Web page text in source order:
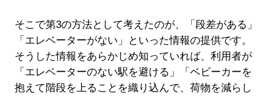
そこで第3の方法として考えたのが、「段差がある」
「エレベーターがない」といった情報の提供です。
そうした情報をあらかじめ知っていれば、利用者が
「エレベーターのない駅を避ける」「ベビーカーを
抱えて階段を上ることを織り込んで、荷物を減らし